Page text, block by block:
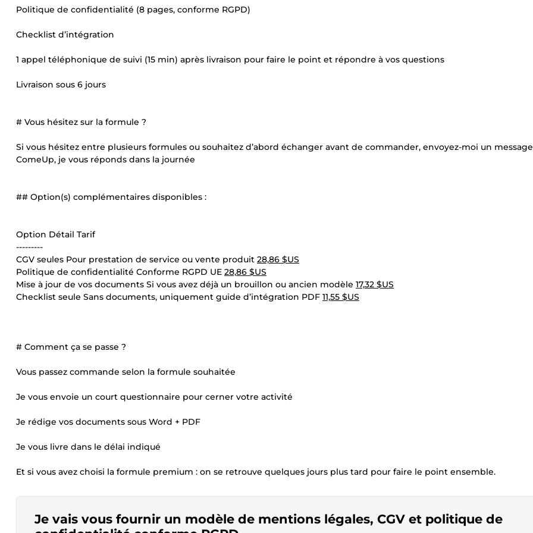
Politique de confidentialité (8 pages, conforme RGPD)
Checklist d’intégration
1 appel téléphonique de suivi (15 min) après livraison pour faire le point et répondre à vos questions
Livraison sous 6 jours
# Vous hésitez sur la formule ?
Si vous hésitez entre plusieurs formules ou souhaitez d’abord échanger avant de commander, envoyez-moi un
ComeUp, je vous réponds dans la journée
## Option(s) complémentaires disponibles :
Option Détail Tarif
---------
CGV seules Pour prestation de service ou vente produit 28,86 $US
Politique de confidentialité Conforme RGPD UE 28,86 $US
Mise à jour de vos documents Si vous avez déjà un brouillon ou ancien modèle 17,32 $US
Checklist seule Sans documents, uniquement guide d’intégration PDF 11,55 $US
# Comment ça se passe ?
Vous passez commande selon la formule souhaitée
Je vous envoie un court questionnaire pour cerner votre activité
Je rédige vos documents sous Word + PDF
Je vous livre dans le délai indiqué
Et si vous avez choisi la formule premium : on se retrouve quelques jours plus tard pour faire le point ensemble.
Je vais vous fournir un modèle de mentions légales, CGV et politique de